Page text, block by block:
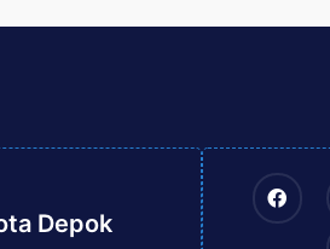
Depok